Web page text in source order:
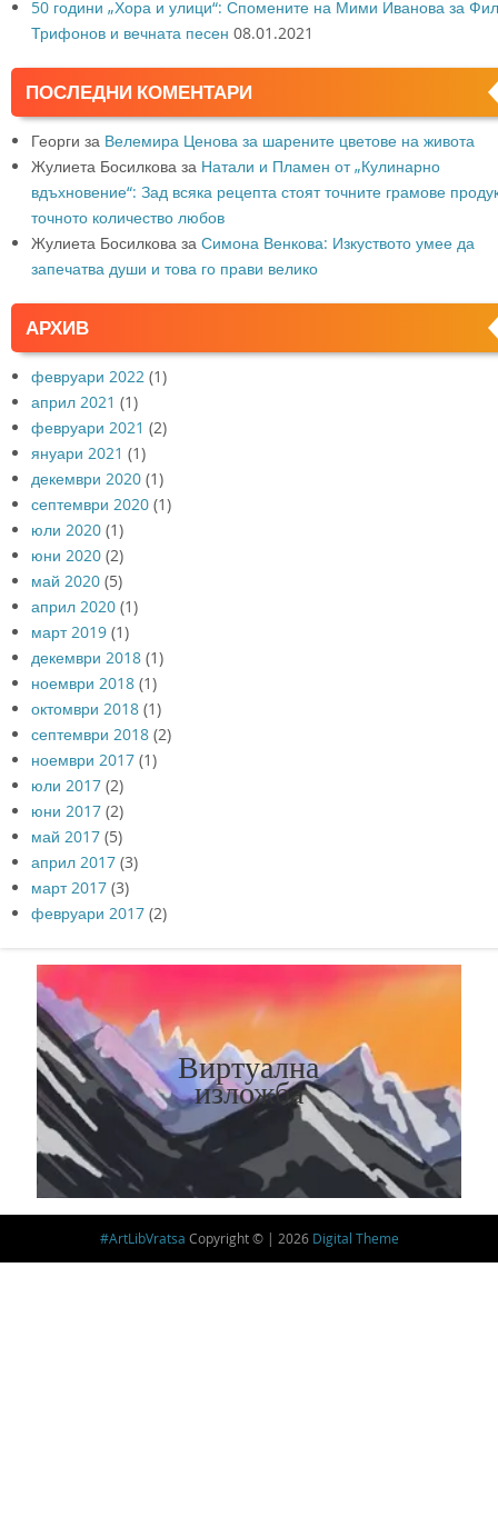
50 години „Хора и улици“: Спомените на Мими Иванова за
Трифонов и вечната песен 08.01.2021
ПОСЛЕДНИ КОМЕНТАРИ
Георги за Велемира Ценова за шарените цветове на живота
Жулиета Босилкова за Натали и Пламен от „Кулинарно
вдъхновение“: Зад всяка рецепта стоят точните грамове
точното количество любов
Жулиета Босилкова за Симона Венкова: Изкуството умее да
запечатва души и това го прави велико
АРХИВ
февруари 2022 (1)
април 2021 (1)
февруари 2021 (2)
януари 2021 (1)
декември 2020 (1)
септември 2020 (1)
юли 2020 (1)
юни 2020 (2)
май 2020 (5)
април 2020 (1)
март 2019 (1)
декември 2018 (1)
ноември 2018 (1)
октомври 2018 (1)
септември 2018 (2)
ноември 2017 (1)
юли 2017 (2)
юни 2017 (2)
май 2017 (5)
април 2017 (3)
март 2017 (3)
февруари 2017 (2)
Виртуална
изложба
#ArtLibVratsa Copyright © | 2026 Digital Theme